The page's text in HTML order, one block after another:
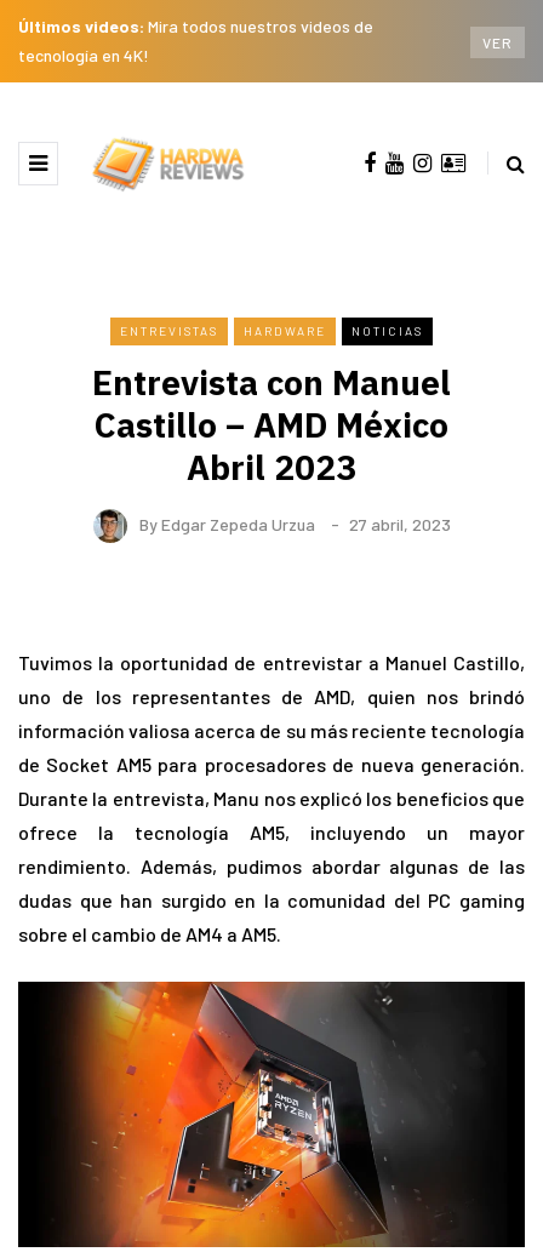
Últimos videos: Mira todos nuestros videos de
tecnología en 4K!
VER
ENTREVISTAS HARDWARE NOTICIAS
Entrevista con Manuel
Castillo – AMD México
Abril 2023
ByEdgar Zepeda Urzua 27 abril, 2023
Tuvimos la oportunidad de entrevistar a Manuel Castillo,
uno de los representantes de AMD, quien nos brindó
información valiosa acerca de su más reciente tecnología
de Socket AM5 para procesadores de nueva generación.
Durante la entrevista, Manu nos explicó los beneficios que
ofrece la tecnología AM5, incluyendo un mayor
rendimiento. Además, pudimos abordar algunas de las
dudas que han surgido en la comunidad del PC gaming
sobre el cambio de AM4 a AM5.